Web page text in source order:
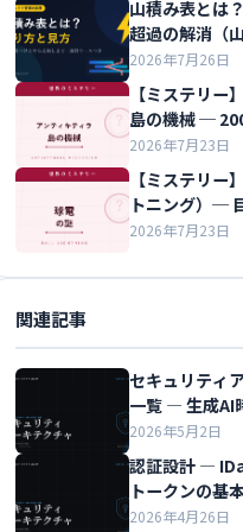
山積み表とは
超過の解消（
ールつきで解説
2026年7月26日
【ミステリー
島の機械 ─
ータ」
2026年7月23日
【ミステリー
トニング）─
再現できない光
2026年7月23日
関連記事
セキュリティ
一覧 ― 生成AI
ャ超入門
2026年5月2日
認証設計 ―
トークンの基
ーキテクチャ超
2026年4月26日